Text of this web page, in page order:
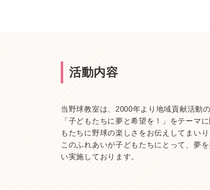
活動内容
当野球教室は、2000年より地域貢献活動
「子どもたちに夢と希望を！」をテーマ
もたちに野球の楽しさをお伝えしてまいり
このふれあいが子どもたちにとって、夢
い実施しております。